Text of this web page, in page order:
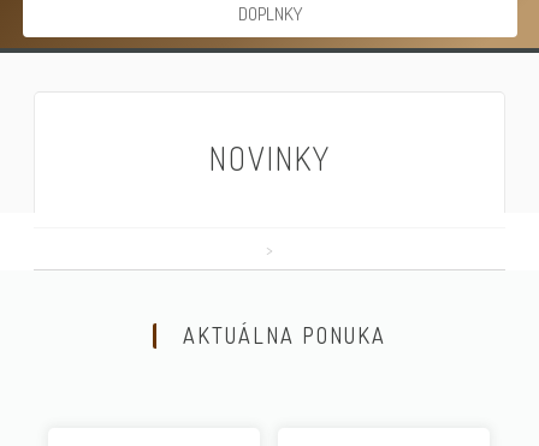
DOPLNKY
NOVINKY
>
AKTUÁLNA PONUKA